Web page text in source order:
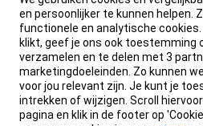
en persoonlijker te kunnen helpen.
functionele en analytische cookies.
klikt, geef je ons ook toestemming
verzamelen en te delen met 3
marketingdoeleinden. Zo kunnen
voor jou relevant zijn. Je kunt je
intrekken of wijzigen. Scroll
pagina en klik in de footer op